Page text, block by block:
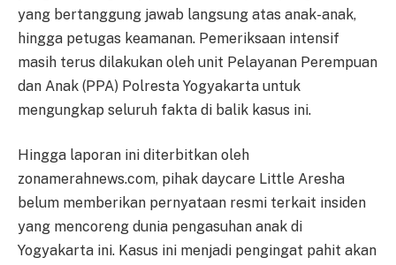
yang bertanggung jawab langsung atas anak-anak,
hingga petugas keamanan. Pemeriksaan intensif
masih terus dilakukan oleh unit Pelayanan Perempuan
dan Anak (PPA) Polresta Yogyakarta untuk
mengungkap seluruh fakta di balik kasus ini.
Hingga laporan ini diterbitkan oleh
zonamerahnews.com, pihak daycare Little Aresha
belum memberikan pernyataan resmi terkait insiden
yang mencoreng dunia pengasuhan anak di
Yogyakarta ini. Kasus ini menjadi pengingat pahit akan